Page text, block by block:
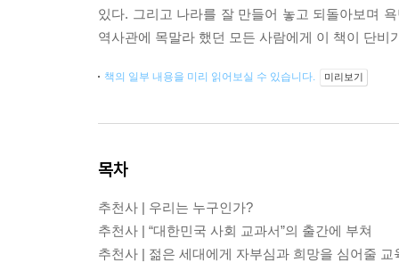
있다. 그리고 나라를 잘 만들어 놓고 되돌아보며
역사관에 목말라 했던 모든 사람에게 이 책이 단비
책의 일부 내용을 미리 읽어보실 수 있습니다. 미리보기
목차
추천사 | 우리는 누구인가?
추천사 | “대한민국 사회 교과서”의 출간에 부쳐
추천사 | 젊은 세대에게 자부심과 희망을 심어줄 교